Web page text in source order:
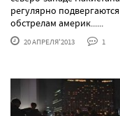
регулярно подвергаются
обстрелам америк......
20 АПРЕЛЯ'2013 1